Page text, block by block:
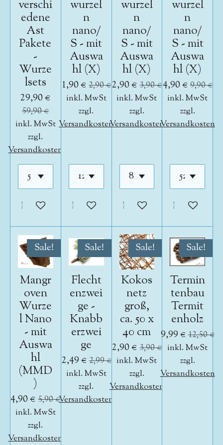
verschi
edene
Ast
Pakete
-
Wurze
lsets
29,90 €
59,90 €
inkl. MwSt
zzgl.
Versandkosten
In den Warenkorb
wurzel
n
nano/
S - mit
Auswa
hl (X)
1,90 € 2,90 €
inkl. MwSt
zzgl.
Versandkosten
In den Warenkorb
wurzel
n
nano/
S - mit
Auswa
hl (X)
2,90 € 3,90 €
inkl. MwSt
zzgl.
Versandkosten
In den Warenkorb
wurzel
n
nano/
S - mit
Auswa
hl (X)
4,90 €9,90 €
inkl. MwSt
zzgl.
Versandkosten
In den
Sale!
Mangr
oven
Wurze
l Nano
- mit
Auswa
hl
(MMD
)
4,90 € 5,90 €
inkl. MwSt
zzgl.
Versandkosten
Sale!
Flecht
enzwei
ge -
Knabb
erzwei
ge
2,49 €2,99 €
inkl. MwSt
zzgl.
Versandkosten
Sale!
Kokos
netz
groß,
ca. 50 x
40 cm
2,90 € 3,90 €
inkl. MwSt
zzgl.
Versandkosten
Sale!
Termin
tenbau
Termit
enholz
9,99 €12,50 €
inkl. MwSt
zzgl.
Versandkosten